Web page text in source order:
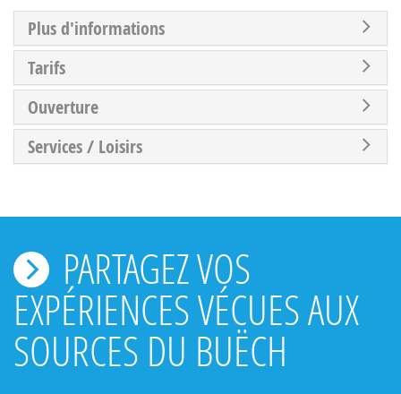
Plus d'informations
Tarifs
Ouverture
Services / Loisirs
PARTAGEZ VOS
EXPÉRIENCES VÉCUES AUX
SOURCES DU BUËCH